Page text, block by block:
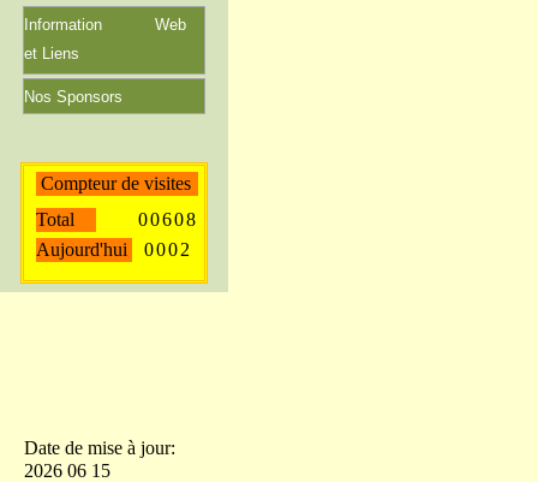
Date de mise à jour:
2026 06 15
Compteur de visites
00608
Total
0002
Aujourd'hui
Nos Sponsors
Information Web
et Liens